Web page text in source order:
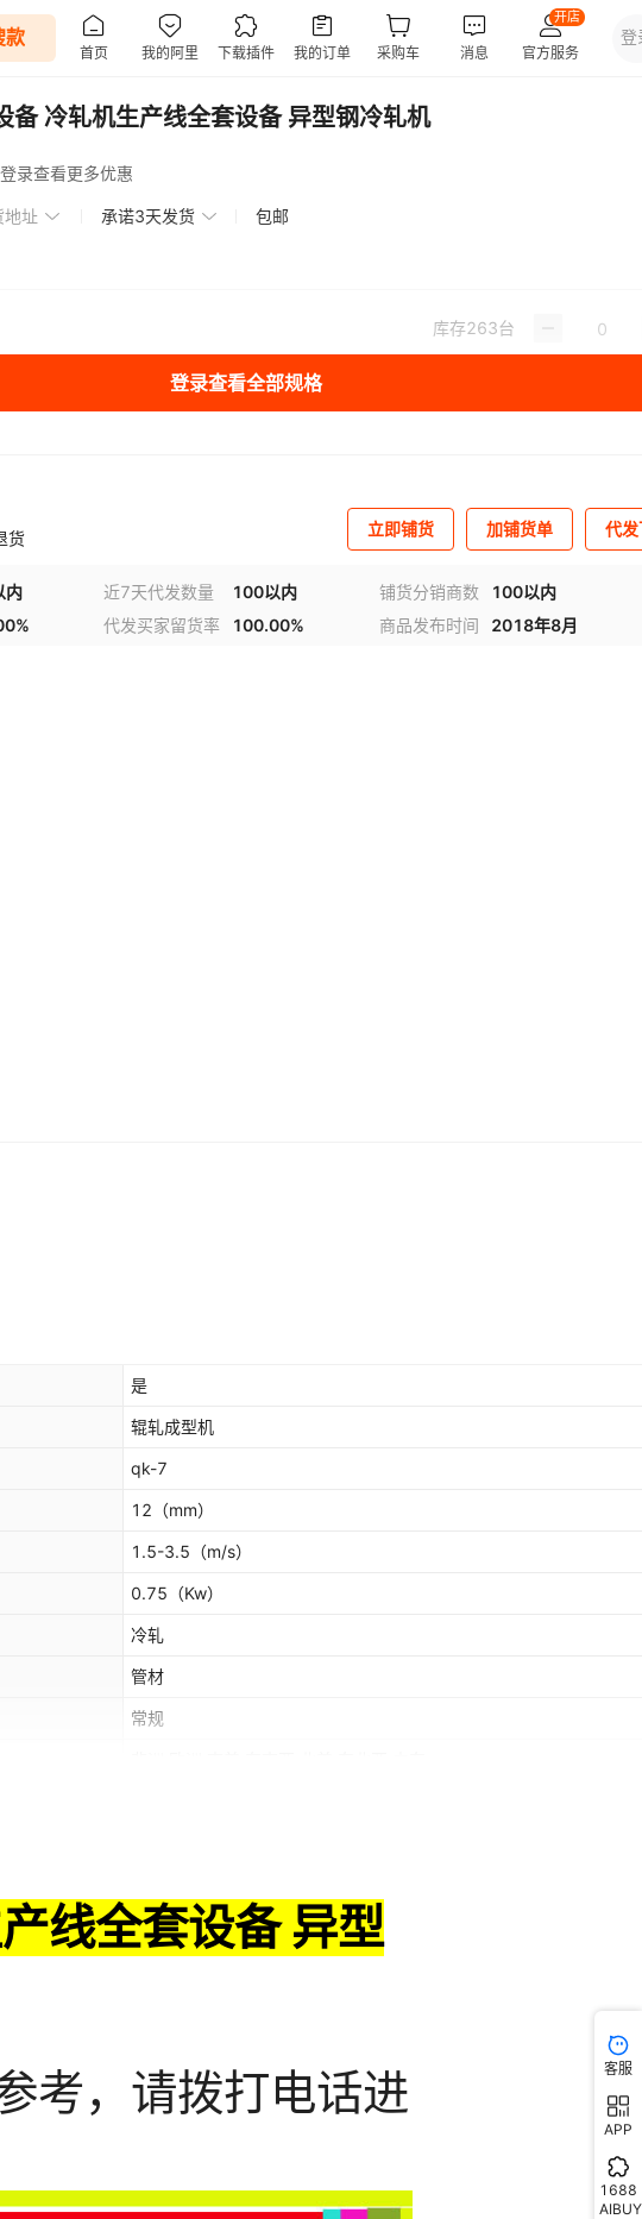
备 冷轧机生产线全套设备 异型钢冷轧机
登录查看更多优惠
地址 承诺3天发货 包邮
库存263台
登录查看全部规格
货 立即铺货 加铺货单 代
内 近7天代发数量 100以内 铺货分销商数
100以内
代发买家留货率 100.00% 商品发布时间 2018年8月
是
辊轧成型机
qk-7
12 （mm）
1.5-3.5 （m/s）
0.75 （Kw）
冷轧
管材
常规
客服
APP
1688
AIBUY